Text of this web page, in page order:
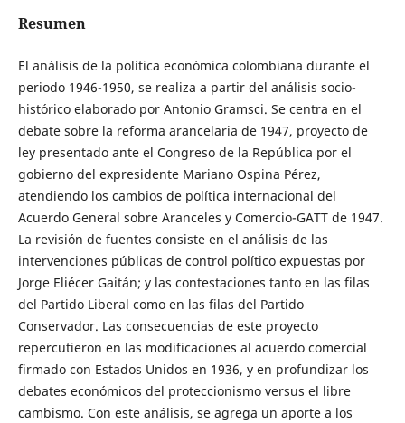
Resumen
El análisis de la política económica colombiana durante el
periodo 1946-1950, se realiza a partir del análisis socio-
histórico elaborado por Antonio Gramsci. Se centra en el
debate sobre la reforma arancelaria de 1947, proyecto de
ley presentado ante el Congreso de la República por el
gobierno del expresidente Mariano Ospina Pérez,
atendiendo los cambios de política internacional del
Acuerdo General sobre Aranceles y Comercio-GATT de 1947.
La revisión de fuentes consiste en el análisis de las
intervenciones públicas de control político expuestas por
Jorge Eliécer Gaitán; y las contestaciones tanto en las filas
del Partido Liberal como en las filas del Partido
Conservador. Las consecuencias de este proyecto
repercutieron en las modificaciones al acuerdo comercial
firmado con Estados Unidos en 1936, y en profundizar los
debates económicos del proteccionismo versus el libre
cambismo. Con este análisis, se agrega un aporte a los